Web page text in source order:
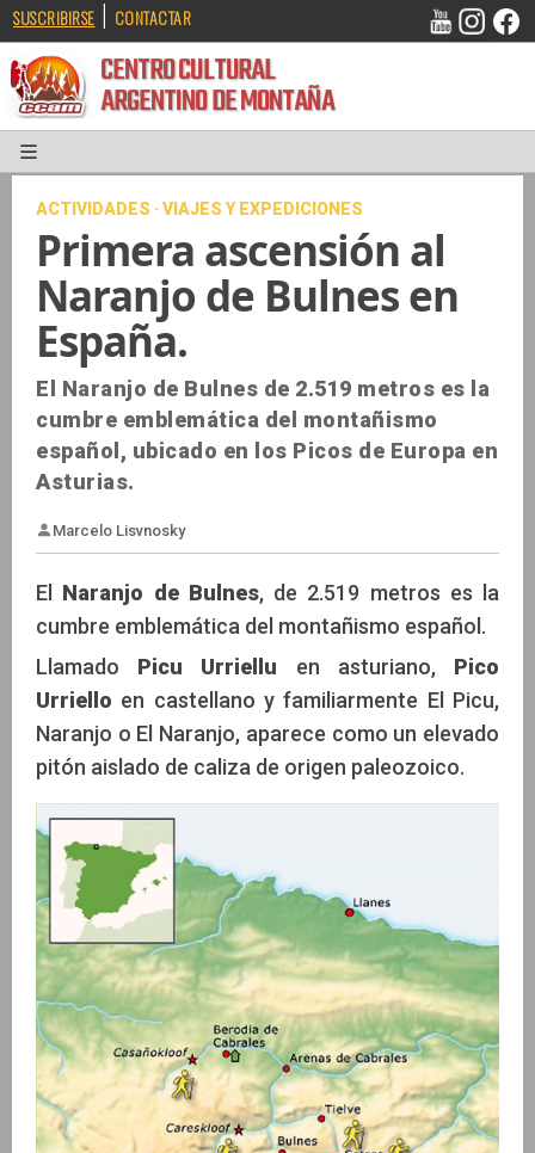
SUSCRIBIRSE | CONTACTAR
CENTRO CULTURAL
ARGENTINO DE MONTAÑA
ACTIVIDADES · VIAJES Y EXPEDICIONES
Primera ascensión al
Naranjo de Bulnes en
España.
El Naranjo de Bulnes de 2.519 metros es la
cumbre emblemática del montañismo
español, ubicado en los Picos de Europa en
Asturias.
Marcelo Lisvnosky
El Naranjo de Bulnes, de 2.519 metros es la
cumbre emblemática del montañismo español.
Llamado Picu Urriellu en asturiano, Pico
Urriello en castellano y familiarmente El Picu,
Naranjo o El Naranjo, aparece como un elevado
pitón aislado de caliza de origen paleozoico.